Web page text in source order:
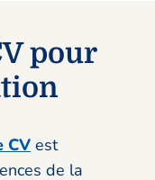
pour
CV est
de la